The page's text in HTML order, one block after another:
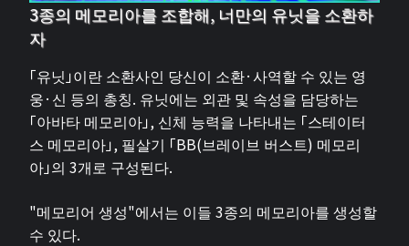
3종의 메모리아를 조합해, 너만의 유닛을 소환하
자
「유닛」이란 소환사인 당신이 소환·사역할 수 있는 영
웅·신 등의 총칭. 유닛에는 외관 및 속성을 담당하는
「아바타 메모리아」, 신체 능력을 나타내는 「스테이터
스 메모리아」, 필살기 「BB(브레이브 버스트) 메모리
아」의 3개로 구성된다.
"메모리어 생성"에서는 이들 3종의 메모리아를 생성할
수 있다.